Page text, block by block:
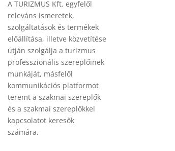
A TURIZMUS Kft. egyfelől
releváns ismeretek,
szolgáltatások és termékek
előállítása, illetve közvetítése
útján szolgálja a turizmus
professzionális szereplőinek
munkáját, másfelől
kommunikációs platformot
teremt a szakmai szereplők
és a szakmai szereplőkkel
kapcsolatot keresők
számára.